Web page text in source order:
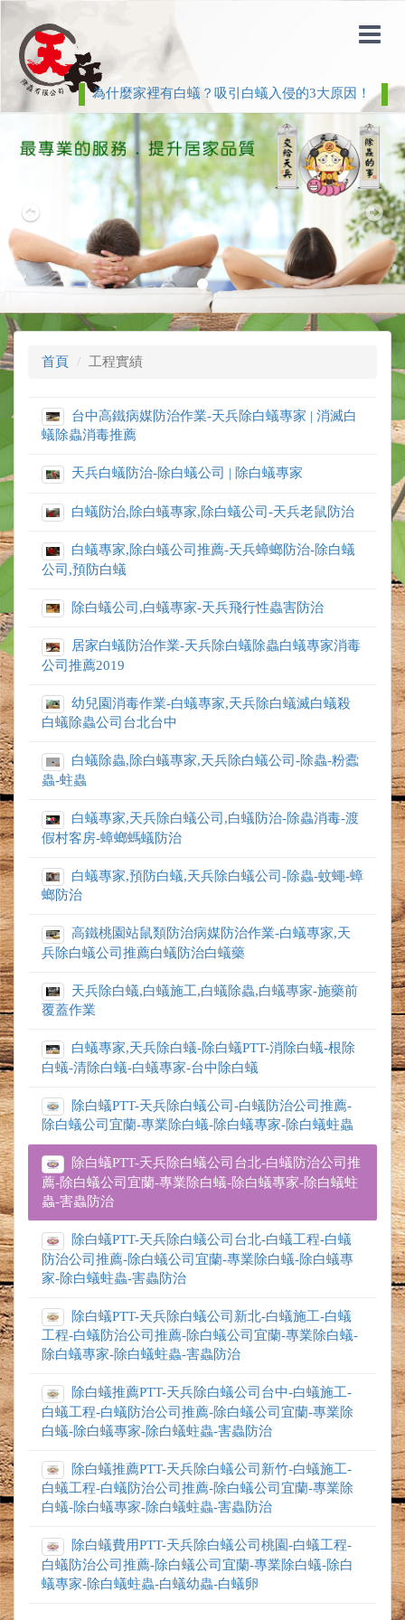
為什麼家裡有白蟻？吸引白蟻入侵的3大原因！ 白
Previous
首頁 工程實績
台中高鐵病媒防治作業-天兵除白蟻專家 | 消滅白
蟻除蟲消毒推薦
天兵白蟻防治-除白蟻公司 | 除白蟻專家
白蟻防治,除白蟻專家,除白蟻公司-天兵老鼠防治
白蟻專家,除白蟻公司推薦-天兵蟑螂防治-除白蟻
公司,預防白蟻
除白蟻公司,白蟻專家-天兵飛行性蟲害防治
居家白蟻防治作業-天兵除白蟻除蟲白蟻專家消毒
公司推薦2019
幼兒園消毒作業-白蟻專家,天兵除白蟻滅白蟻殺
白蟻除蟲公司台北台中
白蟻除蟲,除白蟻專家,天兵除白蟻公司-除蟲-粉蠹
蟲-蛀蟲
白蟻專家,天兵除白蟻公司,白蟻防治-除蟲消毒-渡
假村客房-蟑螂螞蟻防治
白蟻專家,預防白蟻,天兵除白蟻公司-除蟲-蚊蠅-蟑
螂防治
高鐵桃園站鼠類防治病媒防治作業-白蟻專家,天
兵除白蟻公司推薦白蟻防治白蟻藥
天兵除白蟻,白蟻施工,白蟻除蟲,白蟻專家-施藥前
覆蓋作業
白蟻專家,天兵除白蟻-除白蟻PTT-消除白蟻-根除
白蟻-清除白蟻-白蟻專家-台中除白蟻
除白蟻PTT-天兵除白蟻公司-白蟻防治公司推薦-
除白蟻公司宜蘭-專業除白蟻-除白蟻專家-除白蟻蛀蟲
除白蟻PTT-天兵除白蟻公司台北-白蟻防治公司推
薦-除白蟻公司宜蘭-專業除白蟻-除白蟻專家-除白蟻蛀
蟲-害蟲防治
除白蟻PTT-天兵除白蟻公司台北-白蟻工程-白蟻
防治公司推薦-除白蟻公司宜蘭-專業除白蟻-除白蟻專
家-除白蟻蛀蟲-害蟲防治
除白蟻PTT-天兵除白蟻公司新北-白蟻施工-白蟻
工程-白蟻防治公司推薦-除白蟻公司宜蘭-專業除白蟻-
除白蟻專家-除白蟻蛀蟲-害蟲防治
除白蟻推薦PTT-天兵除白蟻公司台中-白蟻施工-
白蟻工程-白蟻防治公司推薦-除白蟻公司宜蘭-專業除
白蟻-除白蟻專家-除白蟻蛀蟲-害蟲防治
除白蟻推薦PTT-天兵除白蟻公司新竹-白蟻施工-
白蟻工程-白蟻防治公司推薦-除白蟻公司宜蘭-專業除
白蟻-除白蟻專家-除白蟻蛀蟲-害蟲防治
除白蟻費用PTT-天兵除白蟻公司桃園-白蟻工程-
白蟻防治公司推薦-除白蟻公司宜蘭-專業除白蟻-除白
蟻專家-除白蟻蛀蟲-白蟻幼蟲-白蟻卵